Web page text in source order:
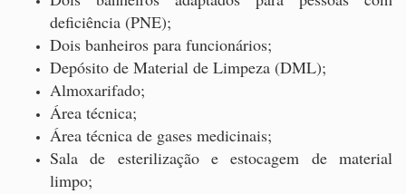
deficiência (PNE);
Dois banheiros para funcionários;
Depósito de Material de Limpeza (DML);
Almoxarifado;
Área técnica;
Área técnica de gases medicinais;
Sala de esterilização e estocagem de material
limpo;